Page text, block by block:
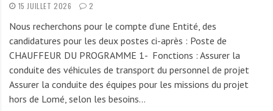
15 JUILLET 2026 2
Nous recherchons pour le compte d’une Entité, des
candidatures pour les deux postes ci-après : Poste de
CHAUFFEUR DU PROGRAMME 1- Fonctions : Assurer la
conduite des véhicules de transport du personnel de projet
Assurer la conduite des équipes pour les missions du projet
hors de Lomé, selon les besoins…